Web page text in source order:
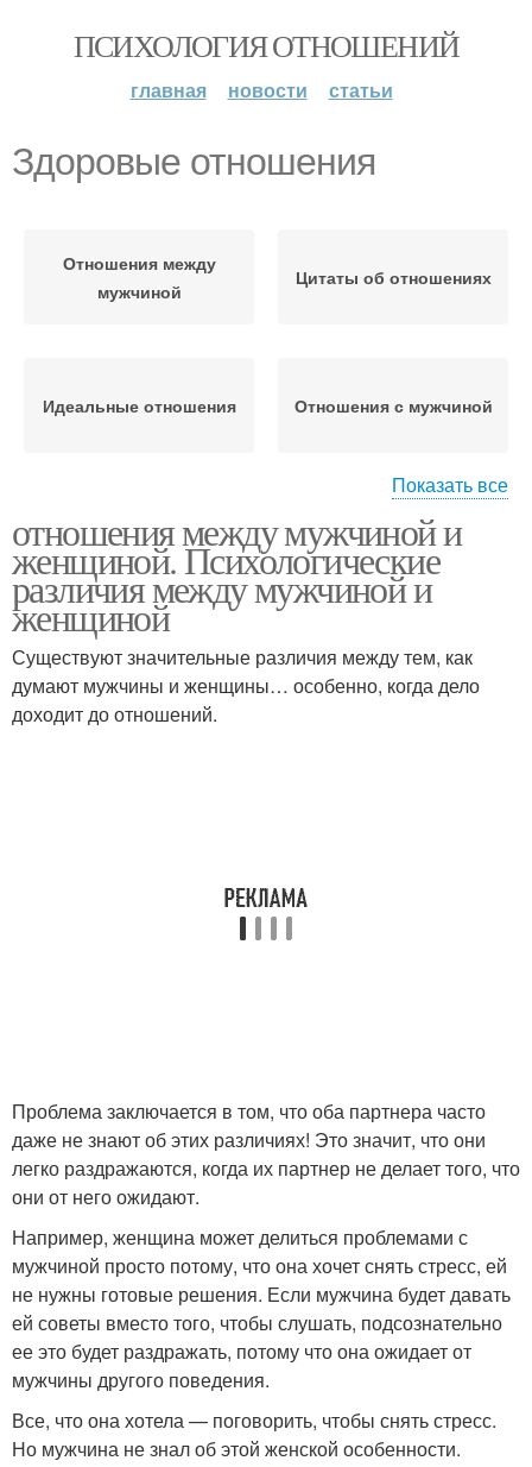
ПСИХОЛОГИЯ ОТНОШЕНИЙ
главная новости статьи
Здоровые отношения
Отношения между
мужчиной
Цитаты об отношениях
Идеальные отношения Отношения с мужчиной
Правильные отношения Отношения в семье
Нормальные отношения Отношение к женщине
Эгоист в отношениях
Проблемы в
Манипулятор в
отношениях
Мужчина от отношений
Официальные
отношения
Приоритеты в
отношениях
Показать все
отношения между мужчиной и
женщиной. Психологические
различия между мужчиной и
женщиной
Существуют значительные различия между тем, как
думают мужчины и женщины… особенно, когда дело
доходит до отношений.
Проблема заключается в том, что оба партнера часто
даже не знают об этих различиях! Это значит, что они
легко раздражаются, когда их партнер не делает того, что
они от него ожидают.
Например, женщина может делиться проблемами с
мужчиной просто потому, что она хочет снять стресс, ей
не нужны готовые решения. Если мужчина будет давать
ей советы вместо того, чтобы слушать, подсознательно
ее это будет раздражать, потому что она ожидает от
мужчины другого поведения.
Все, что она хотела — поговорить, чтобы снять стресс.
Но мужчина не знал об этой женской особенности.